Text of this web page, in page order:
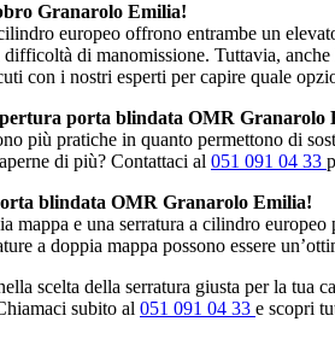
Granarolo Emilia!
europeo offrono entrambe un
difficoltà di manomissione. Tuttavia, anche
con i nostri esperti per capire quale
porta blindata OMR Granarolo
più pratiche in quanto permettono di
di più? Contattaci al 051 091 04 33
blindata OMR Granarolo Emilia!
mappa e una serratura a cilindro
a doppia mappa possono essere
scelta della serratura giusta per la
subito al 051 091 04 33 e scopri